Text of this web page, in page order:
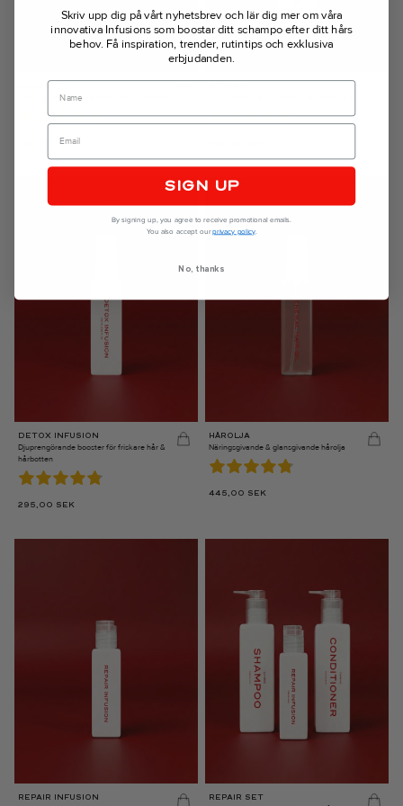
Intensivt vårdande hårmask med sheasmör
SEK
DETOX INFUSION
Djup­rengörande booster för friskare hår &
hårbotten
295,00 SEK
HÅROLJA
Näringsgivande & glansgivande hårolja
445,00 SEK
REPAIR INFUSION REPAIR SET
Skriv upp dig på vårt nyhetsbrev och lär dig mer om våra
innovativa Infusions som boostar ditt schampo efter ditt hårs
behov. Få inspiration, trender, rutintips och exklusiva
erbjudanden.
Name
SIGN UP
By signing up, you agree to receive promotional emails.
You also accept ourprivacy policy.
No, thanks